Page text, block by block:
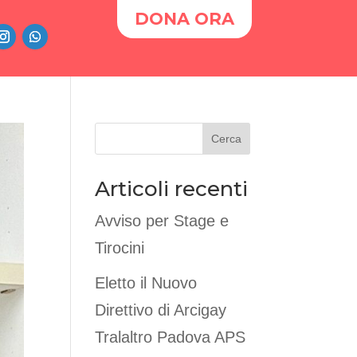
DONA ORA
Cerca
Articoli recenti
Avviso per Stage e
Tirocini
Eletto il Nuovo
Direttivo di Arcigay
Tralaltro Padova APS